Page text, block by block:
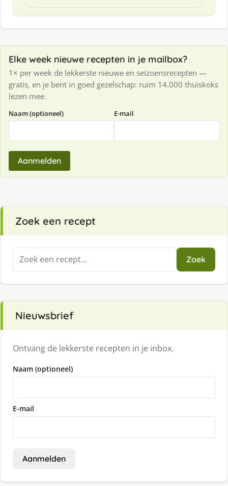
Elke week nieuwe recepten in je mailbox?
1× per week de lekkerste nieuwe en seizoensrecepten —
gratis, en je bent in goed gezelschap: ruim 14.000 thuiskoks
lezen mee.
Naam (optioneel) E-mail
Aanmelden
Zoek een recept
Zoeken
naar:
Zoek
Nieuwsbrief
Ontvang de lekkerste recepten in je inbox.
Naam (optioneel)
E-mail
Aanmelden